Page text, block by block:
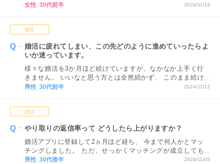
いのでしょうか？
女性 30代前半 2024/11/19
婚活
婚活に疲れてしまい、この先どのように進めていったらよ
いか迷っています。
様々な婚活を3か月ほど続けていますが、なかなか上手く行
きません。 いいなと思う方とは全然続かず、 このまま続け
ていても上手く行くのかなと 婚活自体に不安感を持つよう
男性 30代前半 2024/11/12
婚活
やり取りの返信率って どうしたら上がりますか？
婚活アプリに登録して2ヵ月ほど経ち、 今まで何人かとマッ
チングしました。 ただ、せっかくマッチングが成立しても
初回の返信が返ってこなかったり、 急に返信が途絶えてし
男性 30代後半 2024/11/05